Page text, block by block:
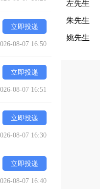
立即投递
08-07 16:50
立即投递
08-07 16:51
立即投递
08-07 16:30
立即投递
08-07 16:40
左先生
朱先生
姚先生